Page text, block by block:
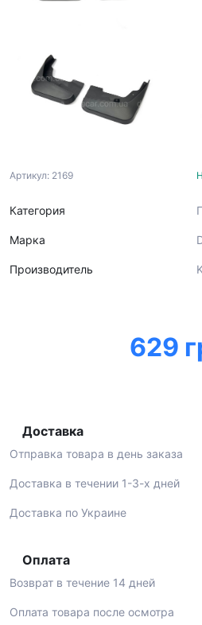
Артикул: 2169
Категория
Марка
Производитель
629
Доставка
Отправка товара в день заказа
Доставка в течении 1-3-х дней
Доставка по Украине
Оплата
Возврат в течение 14 дней
Оплата товара после осмотра